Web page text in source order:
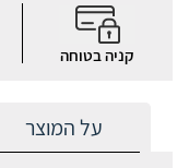
קניה בטוחה
על המוצר